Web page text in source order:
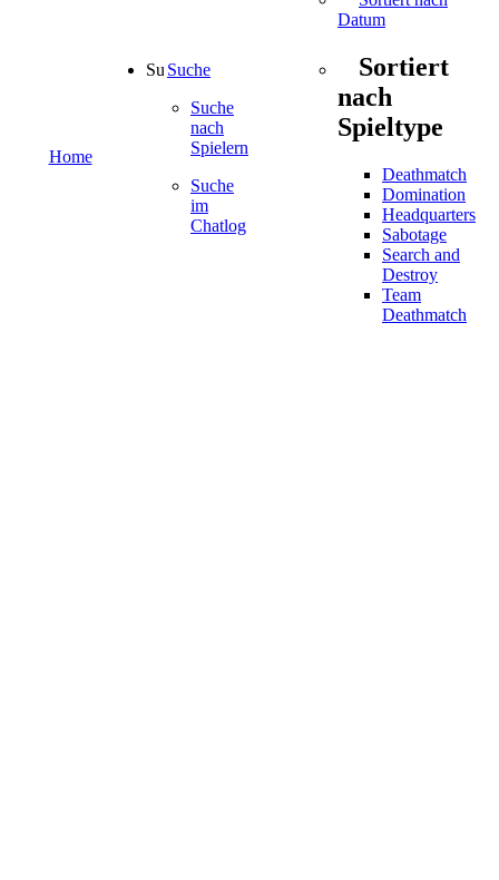
Home
Suche
Suche
nach
Spielern
Suche
im
Chatlog
Datum
Sortiert
nach
Spieltype
Deathmatch
Domination
Headquarters
Sabotage
Search and
Destroy
Team
Deathmatch